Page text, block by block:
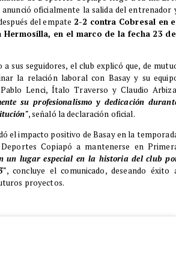
oficialmente la salida del entrenador
del empate 2-2 contra Cobresal en
Hermosilla, en el marco de la fecha 23
sus seguidores, el club explicó que, de
la relación laboral con Basay y su
Lenci, Ítalo Traverso y Claudio
su profesionalismo y dedicación
, señaló la declaración oficial.
el impacto positivo de Basay en la
Deportes Copiapó a mantenerse en
un lugar especial en la historia del club
, concluye el comunicado, deseando éxito
proyectos.